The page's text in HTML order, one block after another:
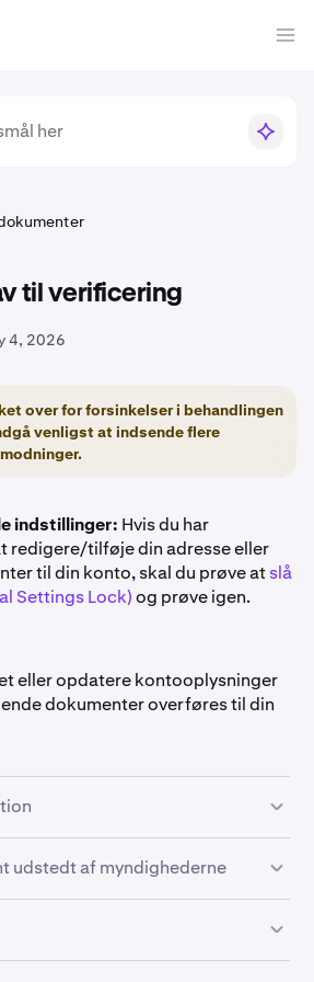
til verificering
4, 2026
over for forsinkelser i behandlingen
venligst at indsende flere
indstillinger: Hvis du har
redigere/tilføje din adresse eller
til din konto, skal du prøve atslå
Settings Lock)og prøve igen.
eller opdatere kontooplysninger
dokumenter overføres til din
skal indeholde dit navn, din
mindre end tre måneder før
Vi accepterer IKKE postboks-
udstedt af myndighederne
omfatter: